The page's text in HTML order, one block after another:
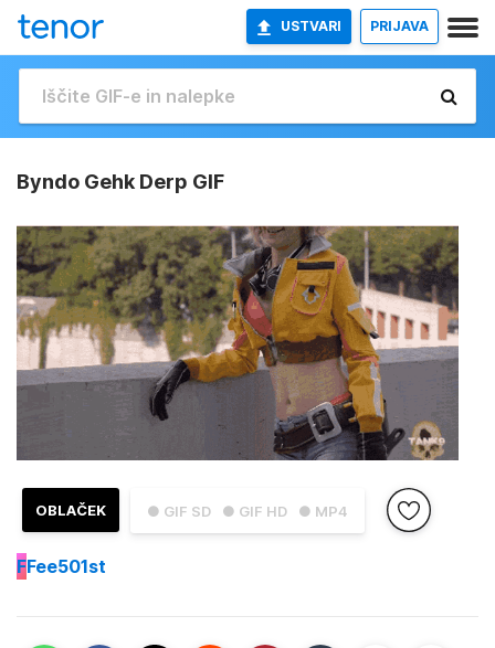
USTVARI PRIJAVA
Byndo Gehk Derp GIF
● GIF SD ● GIF HD ● MP4
OBLAČEK
FFee501st